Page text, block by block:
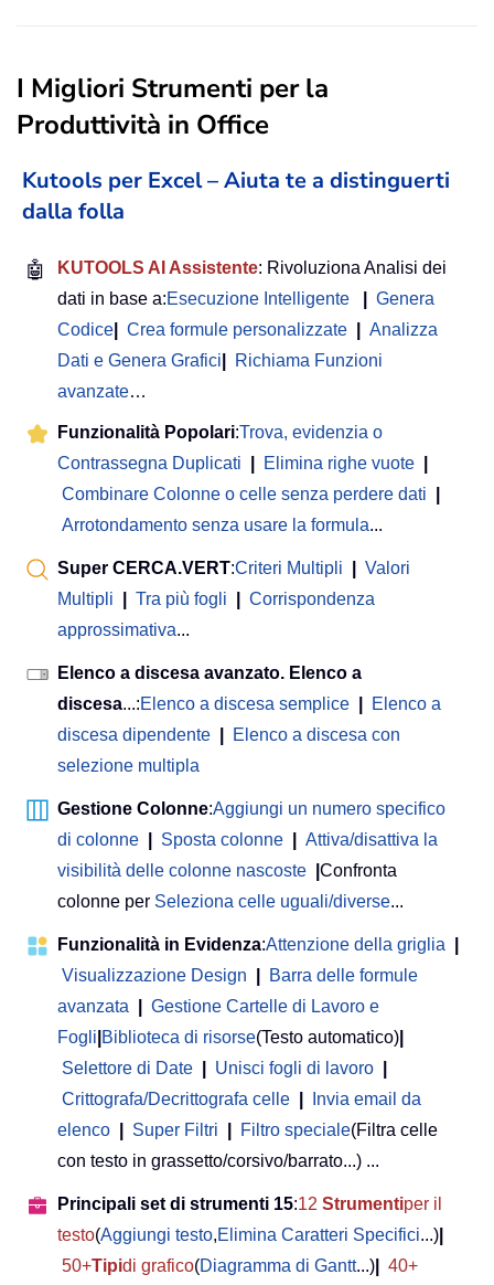
I Migliori Strumenti per la
Produttività in Office
Kutools per Excel – Aiuta te a distinguerti
dalla folla
🤖 KUTOOLS AI Assistente: Rivoluziona Analisi dei
dati in base a:Esecuzione Intelligente
Genera
Codice
Crea formule personalizzate
Analizza
Dati e Genera Grafici
Richiama Funzioni
avanzate…
Funzionalità Popolari:Trova, evidenzia o
Contrassegna Duplicati
Elimina righe vuote
Combinare Colonne o celle senza perdere dati
Arrotondamento senza usare la formula...
Super CERCA.VERT:Criteri Multipli
Valori
Multipli
Tra più fogli
Corrispondenza
approssimativa...
Elenco a discesa avanzato. Elenco a
discesa...:Elenco a discesa semplice
Elenco a
discesa dipendente
Elenco a discesa con
selezione multipla
Gestione Colonne:Aggiungi un numero specifico
di colonne
Sposta colonne
Attiva/disattiva la
visibilità delle colonne nascoste
Confronta
colonne per Seleziona celle uguali/diverse...
Funzionalità in Evidenza:Attenzione della griglia
Visualizzazione Design
Barra delle formule
avanzata
Gestione Cartelle di Lavoro e
Fogli Biblioteca di risorse(Testo automatico)
Selettore di Date
Unisci fogli di lavoro
Crittografa/Decrittografa celle
Invia email da
elenco
Super Filtri Filtro speciale(Filtra celle
con testo in grassetto/corsivo/barrato...) ...
Principali set di strumenti 15:12 Strumentiper il
testo(Aggiungi testo,Elimina Caratteri Specifici...)
50+Tipidi grafico(Diagramma di Gantt...)
40+